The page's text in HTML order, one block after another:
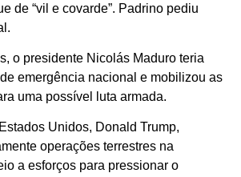
de “vil e covarde”. Padrino pediu
o presidente Nicolás Maduro teria
emergência nacional e mobilizou as
uma possível luta armada.
Unidos, Donald Trump,
operações terrestres na
a esforços para pressionar o